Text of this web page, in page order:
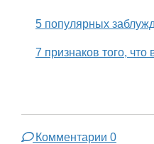
5 популярных
7 признаков того,
Комментарии 0